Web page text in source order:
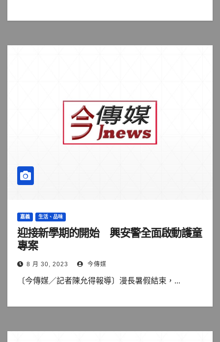
嘉義 生活、品味
迎接新學期的開始 興安警全面啟動護童
專案
8 月 30, 2023 今傳媒
〔今傳媒／記者陳允得報導〕漫長暑假結束，...